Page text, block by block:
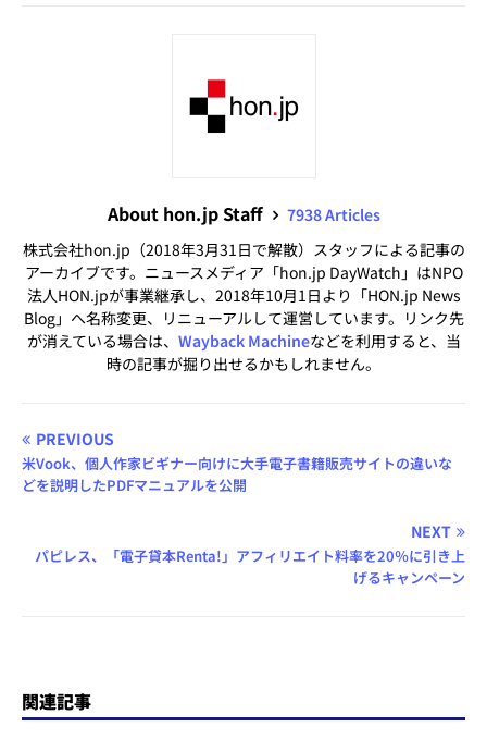
About hon.jp Staff
7938 Articles
株式会社hon.jp（2018年3月31日で解散）スタッフによる記事の
アーカイブです。ニュースメディア「hon.jp DayWatch」はNPO
法人HON.jpが事業継承し、2018年10月1日より「HON.jp News
Blog」へ名称変更、リニューアルして運営しています。リンク先
が消えている場合は、 Wayback Machineなどを利用すると、当
時の記事が掘り出せるかもしれません。
PREVIOUS
米Vook、個人作家ビギナー向けに大手電子書籍販売サイトの違いな
どを説明したPDFマニュアルを公開
NEXT
パピレス、「電子貸本Renta!」アフィリエイト料率を20％に引き上
げるキャンペーン
関連記事